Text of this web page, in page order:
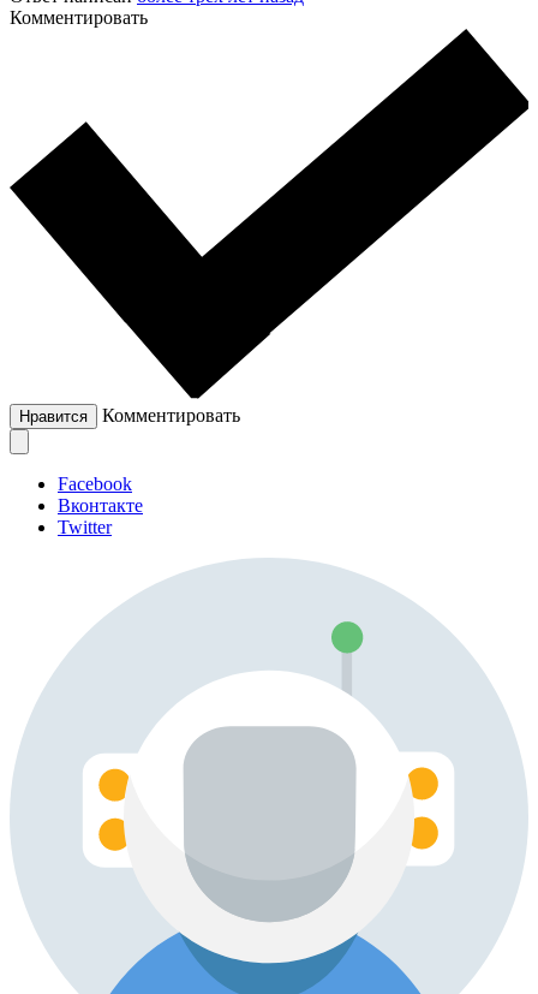
Комментировать
Нравится Комментировать
Facebook
Вконтакте
Twitter